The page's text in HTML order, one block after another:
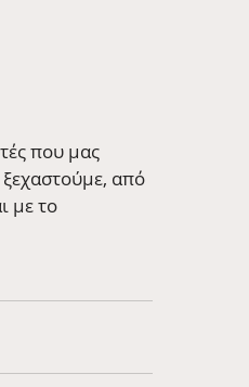
που μας
ξεχαστούμε, από
με το